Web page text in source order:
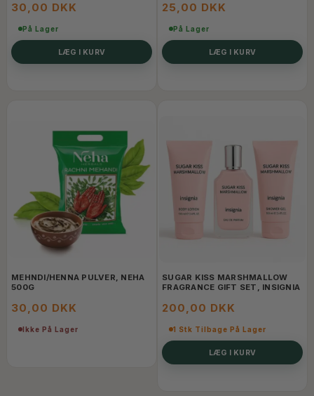
30,00 DKK
På Lager
LÆG I KURV
25,00 DKK
På Lager
LÆG I KURV
MEHNDI/HENNA PULVER, NEHA
500G
30,00 DKK
Ikke På Lager
SUGAR KISS MARSHMALLOW
FRAGRANCE GIFT SET, INSIGNIA
200,00 DKK
1 Stk Tilbage På Lager
LÆG I KURV